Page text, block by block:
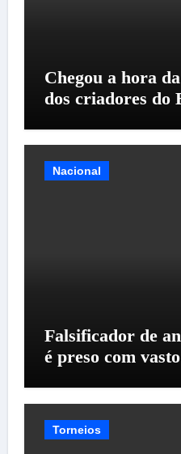
Chegou a hora
dos criadores do
Nacional
Falsificador de
é preso com
Torneios